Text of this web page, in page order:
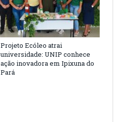
Projeto Ecóleo atrai
universidade: UNIP conhece
ação inovadora em Ipixuna do
Pará